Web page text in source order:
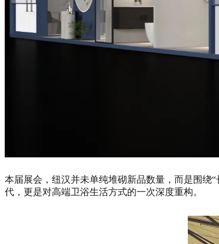
本届展会，纽汉并未单纯堆砌新品数量，而是围绕
代，更是对高端卫浴生活方式的一次深度重构。